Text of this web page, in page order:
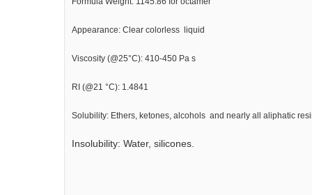
Appearance: Clear colorless liquid
Viscosity (@25°C): 410-450 Pa s
RI (@21 °C): 1.4841
Solubility: Ethers, ketones, alcohols and nearly all aliphatic
Insolubility: Water, silicones.